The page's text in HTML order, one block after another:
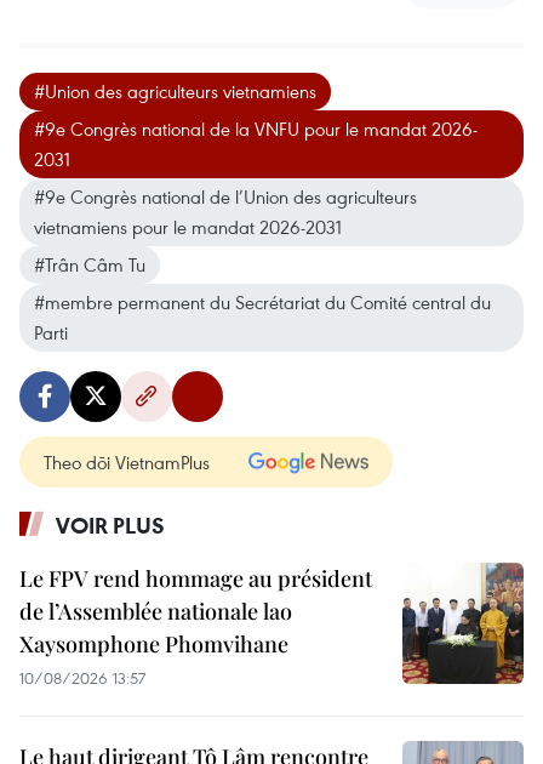
#Union des agriculteurs vietnamiens
#9e Congrès national de la VNFU pour le mandat 2026-
2031
#9e Congrès national de l’Union des agriculteurs
vietnamiens pour le mandat 2026-2031
#Trân Câm Tu
#membre permanent du Secrétariat du Comité central du
Parti
Theo dõi VietnamPlus
VOIR PLUS
Le FPV rend hommage au président
de l’Assemblée nationale lao
Xaysomphone Phomvihane
10/08/2026 13:57
Le haut dirigeant Tô Lâm rencontre